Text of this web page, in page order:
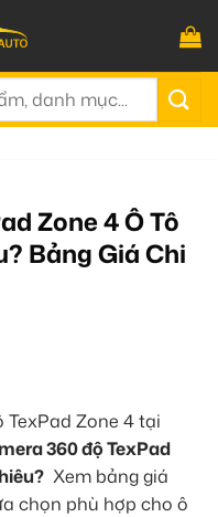
Zone 4 Ô Tô
Bảng Giá Chi
Zone 4 tại
360 độ TexPad
Xem bảng giá
chọn phù hợp cho ô